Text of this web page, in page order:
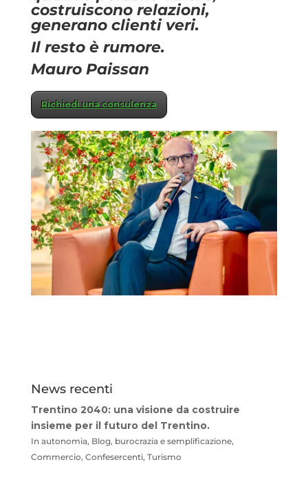
costruiscono relazioni,
generano clienti veri.
Il resto è rumore.
Mauro Paissan
Richiedi una consulenza
News recenti
Trentino 2040: una visione da costruire
insieme per il futuro del Trentino.
In autonomia, Blog, burocrazia e semplificazione,
Commercio, Confesercenti, Turismo